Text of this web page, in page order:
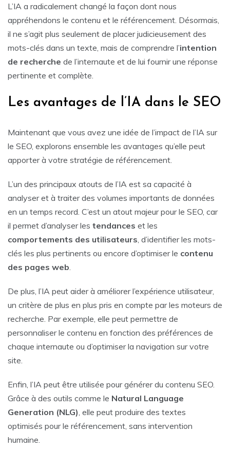
L’IA a radicalement changé la façon dont nous
appréhendons le contenu et le référencement. Désormais,
il ne s’agit plus seulement de placer judicieusement des
mots-clés dans un texte, mais de comprendre l’intention
de recherche de l’internaute et de lui fournir une réponse
pertinente et complète.
Les avantages de l’IA dans le SEO
Maintenant que vous avez une idée de l’impact de l’IA sur
le SEO, explorons ensemble les avantages qu’elle peut
apporter à votre stratégie de référencement.
L’un des principaux atouts de l’IA est sa capacité à
analyser et à traiter des volumes importants de données
en un temps record. C’est un atout majeur pour le SEO, car
il permet d’analyser les tendances et les
comportements des utilisateurs , d’identifier les mots-
clés les plus pertinents ou encore d’optimiser le contenu
des pages web
De plus, l’IA peut aider à améliorer l’expérience utilisateur,
un critère de plus en plus pris en compte par les moteurs de
recherche. Par exemple, elle peut permettre de
personnaliser le contenu en fonction des préférences de
chaque internaute ou d’optimiser la navigation sur votre
site.
Enfin, l’IA peut être utilisée pour générer du contenu SEO.
Grâce à des outils comme le Natural Language
Generation (NLG) , elle peut produire des textes
optimisés pour le référencement, sans intervention
humaine.